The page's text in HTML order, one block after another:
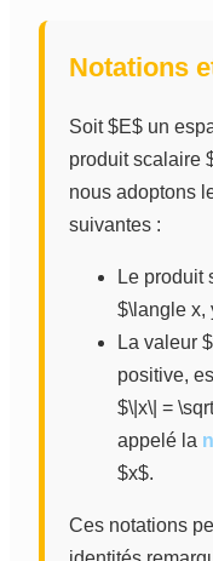
Notations
Soit $E$ un
produit scalaire
nous adoptons
suivantes :
Le produit
$\langle x,
La valeur
positive,
$\|x\| =
appelé la
$x$.
Ces notations